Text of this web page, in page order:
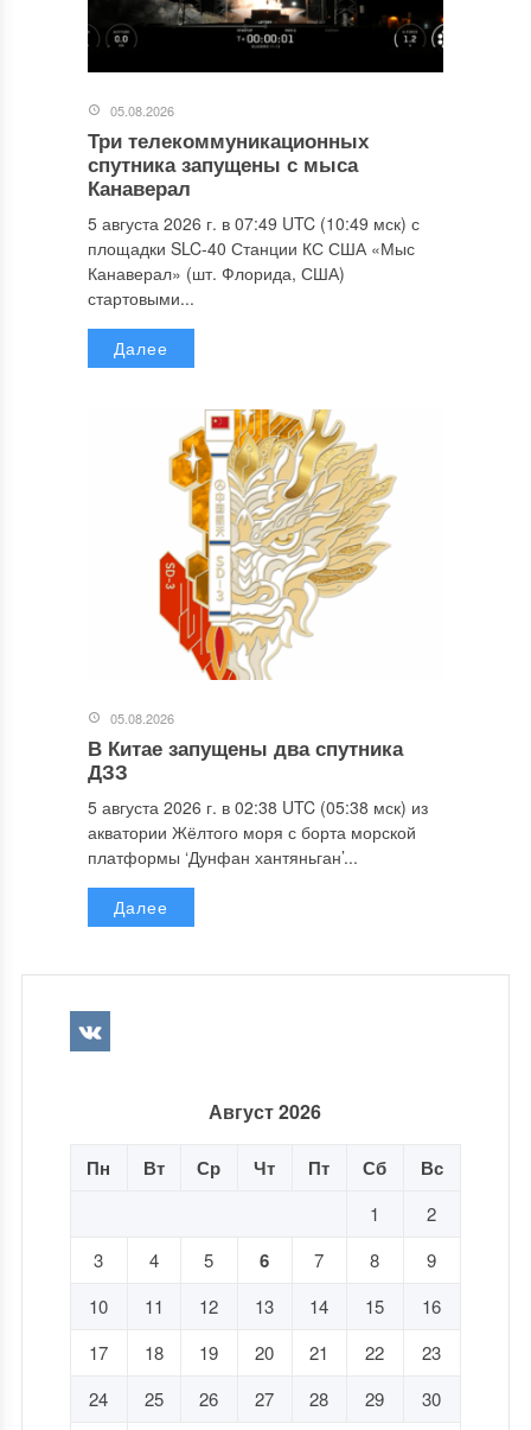
05.08.2026
Три телекоммуникационных
спутника запущены с мыса
Канаверал
5 августа 2026 г. в 07:49 UTC (10:49 мск) с
площадки SLC-40 Станции КС США «Мыс
Канаверал» (шт. Флорида, США)
стартовыми...
Далее
05.08.2026
В Китае запущены два спутника
ДЗЗ
5 августа 2026 г. в 02:38 UTC (05:38 мск) из
акватории Жёлтого моря с борта морской
платформы ‘Дунфан хантяньган’...
Далее
Август 2026
Пн Вт Ср Чт Пт Сб Вс
1
2
3
4 5 6 7 8
9
10
11 12 13 14 15
16
17
18 19 20 21 22
23
24
25 26 27 28 29
30